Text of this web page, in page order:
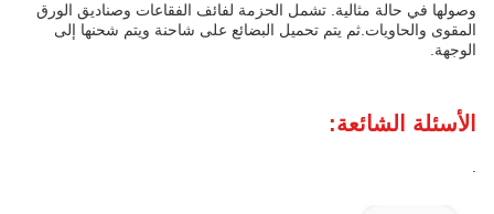
وصولها في حالة مثالية. تشمل الحزمة لفائف الفقاعات وصناديق الورق
المقوى والحاويات.ثم يتم تحميل البضائع على شاحنة ويتم شحنها إلى
الوجهة.
الأسئلة الشائعة: